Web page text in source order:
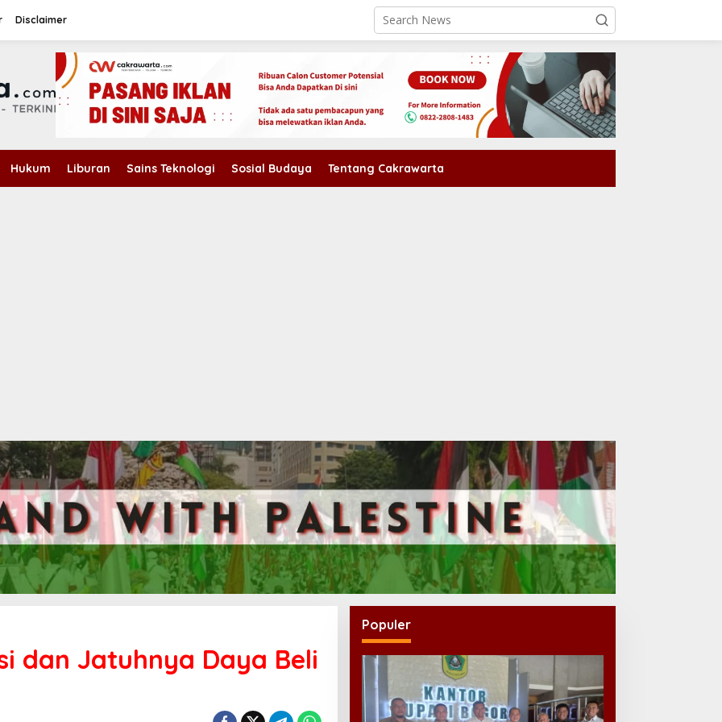
Disclaimer
Hukum Liburan Sains Teknologi Sosial Budaya Tentang Cakrawarta
dan Jatuhnya Daya Beli
Populer